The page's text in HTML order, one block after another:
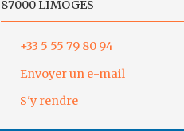
87000 LIMOGES
+33 5 55 79 80 94
Envoyer un e-mail
S'y rendre